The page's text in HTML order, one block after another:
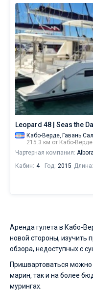
Leopard 48 | Seas the
Кабо-Верде, Гавань
215.3 км от Кабо-Верде
Чартерная компания:
Кабин: 4 Год: 2015 Длина:
Аренда гулета в Кабо-
новой стороны, изучить
обзора, недоступных с
Пришвартоваться
марин, так и на более
мурингах.